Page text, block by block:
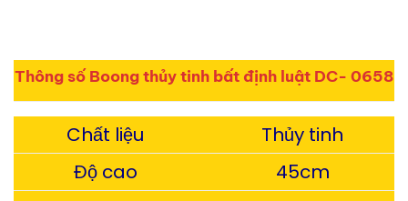
Thông số Boong thủy tinh bất định luật DC- 0658
Chất liệu
Thủy tinh
Độ cao
45cm